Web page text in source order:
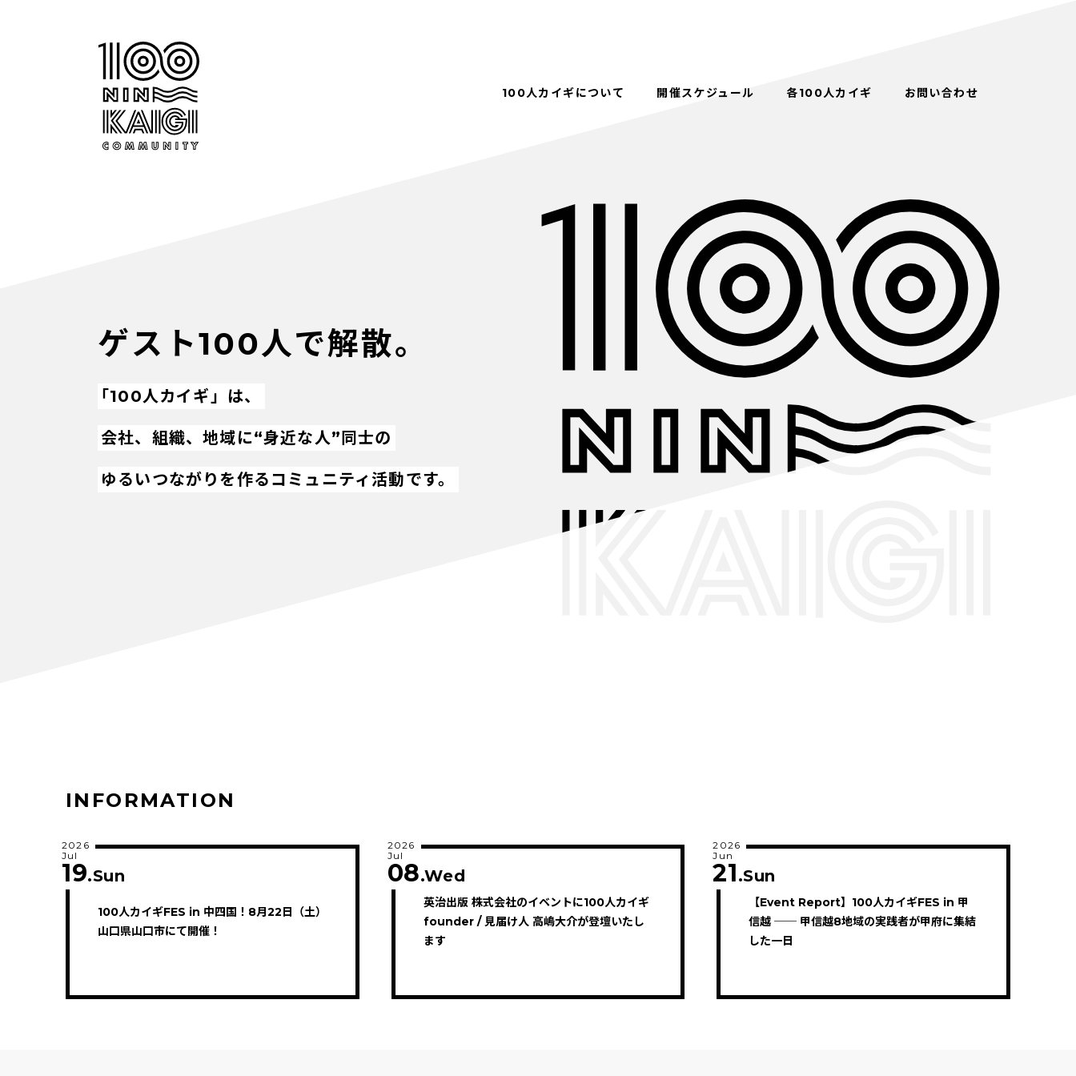
100人カイギについて 開催スケジュール 各100人カイギ お問い合わせ
ゲスト100人で解散。
「100人カイギ」は、
会社、組織、地域に“身近な人”同士の
ゆるいつながりを作るコミュニティ活動です。
INFORMATION
100人カイギFES in 中四国！8月22日（土）
山口県山口市にて開催！
2026
Jul
19.Sun
英治出版 株式会社のイベントに100人カイギ
founder / 見届け人 高嶋大介が登壇いたし
ます
2026
Jul
08.Wed
【Event Report】100人カイギFES in 甲
信越 ── 甲信越8地域の実践者が甲府に集結
した一日
2026
Jun
21.Sun